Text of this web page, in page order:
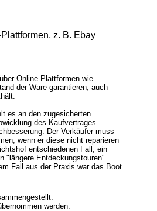
z. B. Ebay
Online-Plattformen wie
der Ware garantieren, auch
es an den zugesicherten
des Kaufvertrages
Der Verkäufer muss
wenn er diese nicht reparieren
entschiedenen Fall, ein
"längere Entdeckungstouren"
Fall aus der Praxis war das Boot
werden.